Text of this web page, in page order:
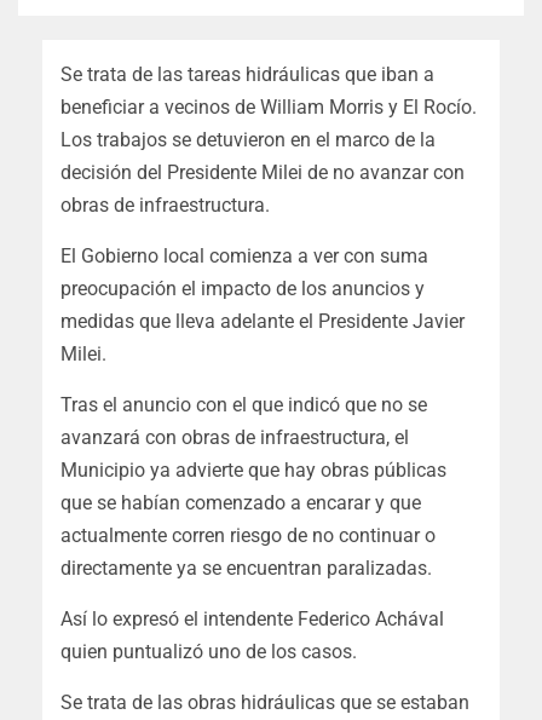
Se trata de las tareas hidráulicas que iban a
beneficiar a vecinos de William Morris y El Rocío.
Los trabajos se detuvieron en el marco de la
decisión del Presidente Milei de no avanzar con
obras de infraestructura.
El Gobierno local comienza a ver con suma
preocupación el impacto de los anuncios y
medidas que lleva adelante el Presidente Javier
Milei.
Tras el anuncio con el que indicó que no se
avanzará con obras de infraestructura, el
Municipio ya advierte que hay obras públicas
que se habían comenzado a encarar y que
actualmente corren riesgo de no continuar o
directamente ya se encuentran paralizadas.
Así lo expresó el intendente Federico Achával
quien puntualizó uno de los casos.
Se trata de las obras hidráulicas que se estaban